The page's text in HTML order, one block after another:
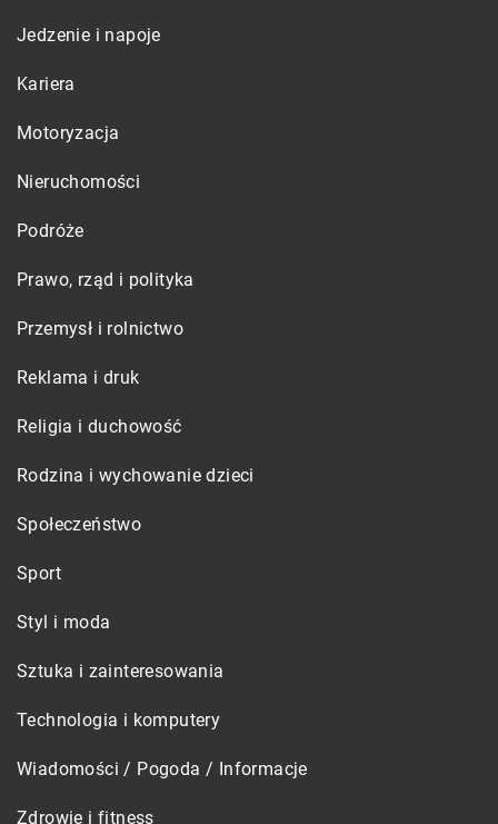
Jedzenie i napoje
Kariera
Motoryzacja
Nieruchomości
Podróże
Prawo, rząd i polityka
Przemysł i rolnictwo
Reklama i druk
Religia i duchowość
Rodzina i wychowanie dzieci
Społeczeństwo
Sport
Styl i moda
Sztuka i zainteresowania
Technologia i komputery
Wiadomości / Pogoda / Informacje
Zdrowie i fitness